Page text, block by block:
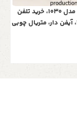
تلفن رومیزی آرتمیس مدل 1030، خرید تلفن
رومیزی آرتمیس 1030، آیفن دار، متریال چوبی